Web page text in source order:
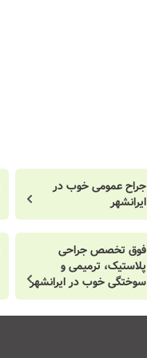
جراح عمومی خوب در
ایرانشهر
فوق تخصص جراحی
پلاستیک، ترمیمی و
سوختگی خوب در ایرانشهر